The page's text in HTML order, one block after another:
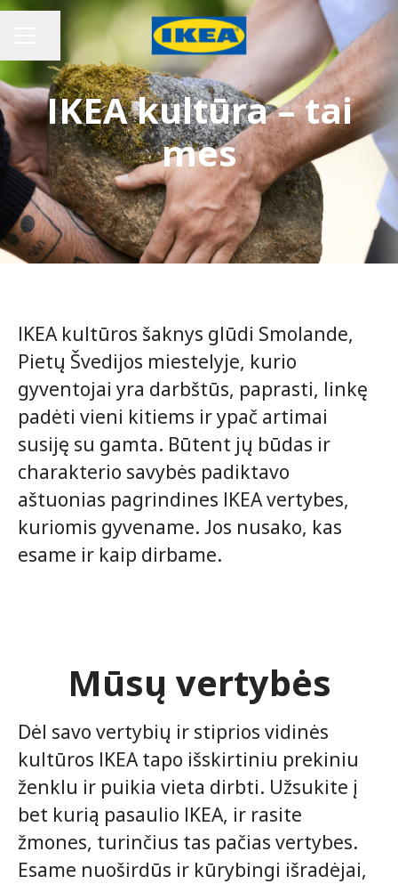
KARJEROS MENIU
Bendrinti puslapį
IKEA kultūra – tai
mes
IKEA kultūros šaknys glūdi Smolande,
Pietų Švedijos miestelyje, kurio
gyventojai yra darbštūs, paprasti, linkę
padėti vieni kitiems ir ypač artimai
susiję su gamta. Būtent jų būdas ir
charakterio savybės padiktavo
aštuonias pagrindines IKEA vertybes,
kuriomis gyvename. Jos nusako, kas
esame ir kaip dirbame.
Mūsų vertybės
Dėl savo vertybių ir stiprios vidinės
kultūros IKEA tapo išskirtiniu prekiniu
ženklu ir puikia vieta dirbti. Užsukite į
bet kurią pasaulio IKEA, ir rasite
žmones, turinčius tas pačias vertybes.
Esame nuoširdūs ir kūrybingi išradėjai,